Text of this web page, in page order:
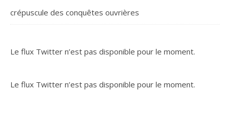
crépuscule des conquêtes ouvrières
Le flux Twitter n’est pas disponible pour le moment.
Le flux Twitter n’est pas disponible pour le moment.